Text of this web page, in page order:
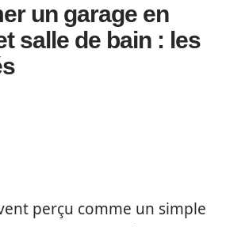
un garage en
salle de bain : les
perçu comme un simple